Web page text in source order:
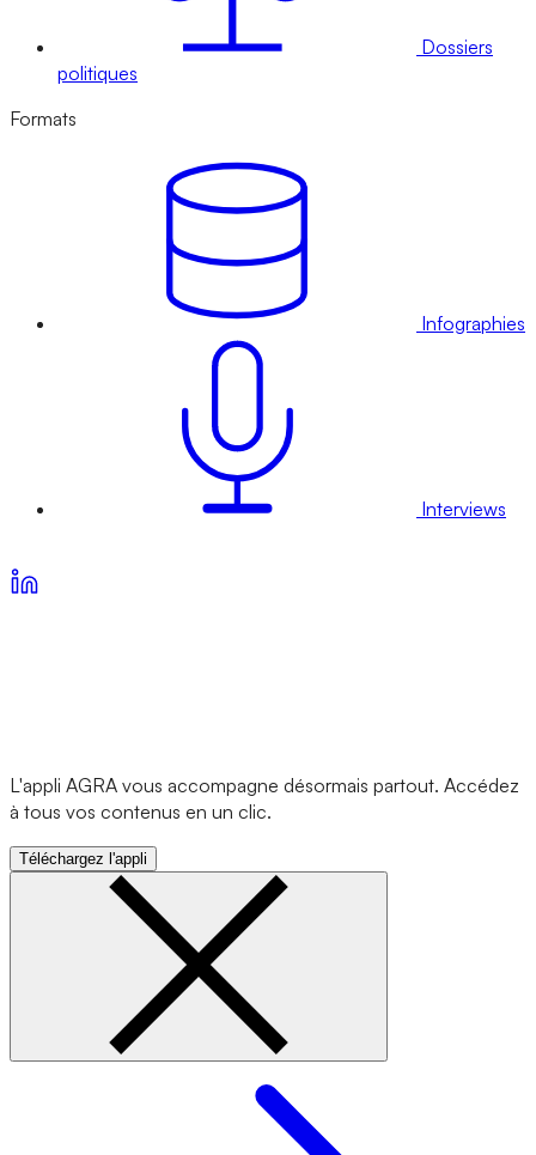
Dossiers
politiques
Formats
Infographies
Interviews
L'appli AGRA vous accompagne désormais partout. Accédez
à tous vos contenus en un clic.
Téléchargez l'appli